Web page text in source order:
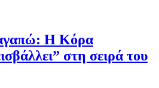
Η Κόρα
στη σειρά του